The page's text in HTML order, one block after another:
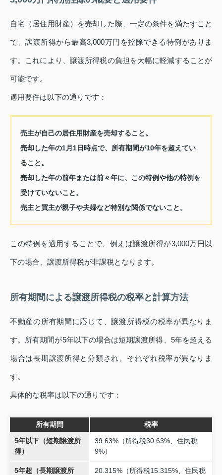
自宅（居住用財産）を売却した際、一定の条件を満たすこと
で、譲渡所得から最高3,000万円を控除できる特例がありま
す。これにより、譲渡所得税の負担を大幅に軽減することが
可能です。
適用要件は以下の通りです：
売主が自己の居住用財産を売却すること。
売却した年の1月1日時点で、所有期間が10年を超えてい
ること。
売却した年の前年または前々年に、この特例や他の特例を
受けていないこと。
売主と買主が親子や夫婦など特別な関係でないこと。
この特例を適用することで、例えば譲渡所得が3,000万円以
下の場合、譲渡所得税が非課税となります。
所有期間による譲渡所得税の税率と計算方法
不動産の所有期間に応じて、譲渡所得税の税率が異なりま
す。所有期間が5年以下の場合は短期譲渡所得、5年を超える
場合は長期譲渡所得と分類され、それぞれ税率が異なりま
す。
具体的な税率は以下の通りです：
所有期間 税率
5年以下（短期譲渡所
得）
39.63%（所得税30.63%、住民税
9%）
5年超（長期譲渡所
20.315%（所得税15.315%、住民税